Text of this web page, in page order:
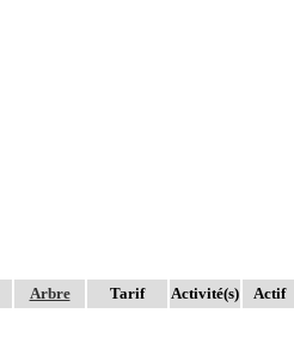
Arbre Tarif Activité(s) Actif